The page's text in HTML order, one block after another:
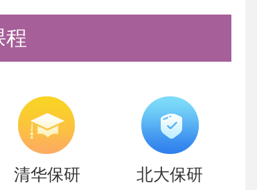
论文、出版物或原创性工
等复印件）。
绩证明等模板见系统，下
料后（包括需要签字和盖
程
清华保研 北大保研